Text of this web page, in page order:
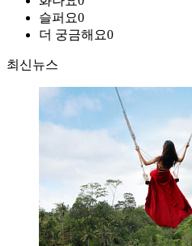
슬퍼요0
더 궁금해요0
최신뉴스